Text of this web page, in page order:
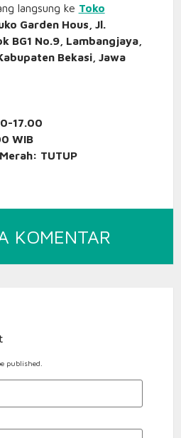
langsung ke Toko
Garden Hous, Jl.
BG1 No.9, Lambangjaya,
Bekasi, Jawa
17.00
WIB
TUTUP
KOMENTAR
published.